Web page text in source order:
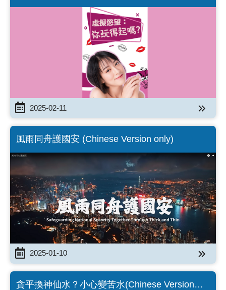
係⋯⋯(Chinese Version only)
2025-02-11
風雨同舟護國安 (Chinese Version only)
2025-01-10
貪平換神仙水？小心變苦水(Chinese Version